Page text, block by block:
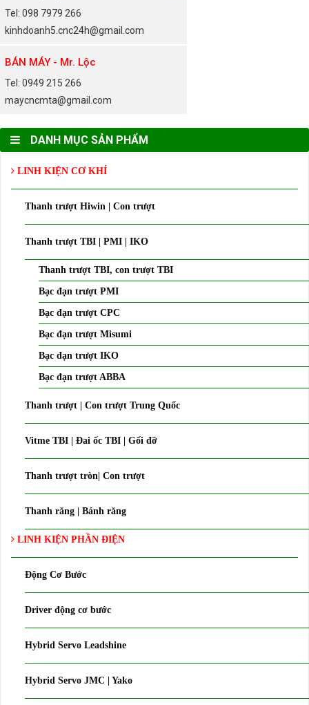
Tel: 098 7979 266
kinhdoanh5.cnc24h@gmail.com
BÁN MÁY - Mr. Lộc
Tel: 0949 215 266
maycncmta@gmail.com
DANH MỤC SẢN PHẨM
LINH KIỆN CƠ KHÍ
Thanh trượt Hiwin | Con trượt
Thanh trượt TBI | PMI | IKO
Thanh trượt TBI, con trượt TBI
Bạc đạn trượt PMI
Bạc đạn trượt CPC
Bạc đạn trượt Misumi
Bạc đạn trượt IKO
Bạc đạn trượt ABBA
Thanh trượt | Con trượt Trung Quốc
Vitme TBI | Đai ốc TBI | Gối đỡ
Thanh trượt tròn| Con trượt
Thanh răng | Bánh răng
LINH KIỆN PHẦN ĐIỆN
Động Cơ Bước
Driver động cơ bước
Hybrid Servo Leadshine
Hybrid Servo JMC | Yako